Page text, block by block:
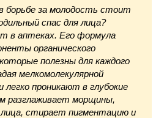
борьбе за молодость стоит
спас для лица?
в аптеках. Его формула
органического
полезны для каждого
мелкомолекулярной
легко проникают в глубокие
разглаживает морщины,
лица, стирает пигментацию и